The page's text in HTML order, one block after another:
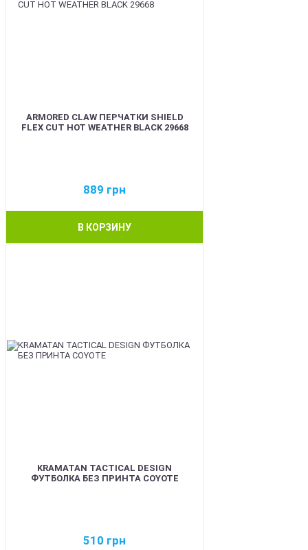
ARMORED CLAW ПЕРЧАТКИ SHIELD
FLEX CUT HOT WEATHER BLACK 29668
889 грн
В КОРЗИНУ
KRAMATAN TACTICAL DESIGN
ФУТБОЛКА БЕЗ ПРИНТА COYOTE
510 грн